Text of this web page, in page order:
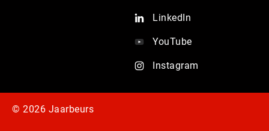
LinkedIn
YouTube
Instagram
© 2026 Jaarbeurs